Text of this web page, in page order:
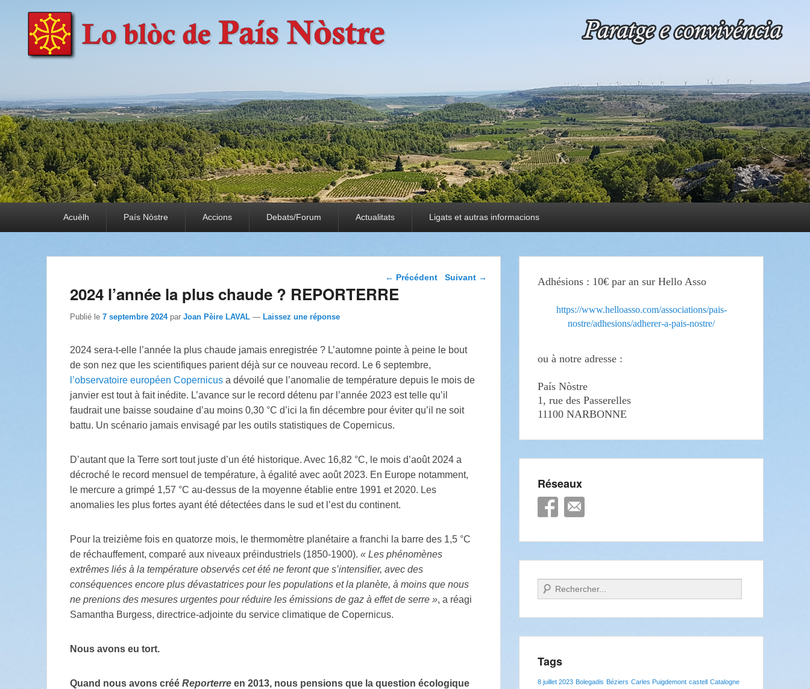
País Nòstre
Paratge e Convivència
Acuèlh País Nòstre Accions Debats/Forum Actualitats Ligats et autras informacions
Navigation dans les
← Précédent Suivant →
2024 l’année la plus chaude ? REPORTERRE
Publié le 7 septembre 2024 par Joan Pèire LAVAL — Laissez une réponse
2024 sera-t-elle l’année la plus chaude jamais enregistrée ? L’automne pointe à peine le bout
de son nez que les scientifiques parient déjà sur ce nouveau record. Le 6 septembre,
l’observatoire européen Copernicus a dévoilé que l’anomalie de température depuis le mois de
janvier est tout à fait inédite. L’avance sur le record détenu par l’année 2023 est telle qu’il
faudrait une baisse soudaine d’au moins 0,30 °C d’ici la fin décembre pour éviter qu’il ne soit
battu. Un scénario jamais envisagé par les outils statistiques de Copernicus.
D’autant que la Terre sort tout juste d’un été historique. Avec 16,82 °C, le mois d’août 2024 a
décroché le record mensuel de température, à égalité avec août 2023. En Europe notamment,
le mercure a grimpé 1,57 °C au-dessus de la moyenne établie entre 1991 et 2020. Les
anomalies les plus fortes ayant été détectées dans le sud et l’est du continent.
Pour la treizième fois en quatorze mois, le thermomètre planétaire a franchi la barre des 1,5 °C
de réchauffement, comparé aux niveaux préindustriels (1850-1900). « Les phénomènes
extrêmes liés à la température observés cet été ne feront que s’intensifier, avec des
conséquences encore plus dévastatrices pour les populations et la planète, à moins que nous
ne prenions des mesures urgentes pour réduire les émissions de gaz à effet de serre », a réagi
Samantha Burgess, directrice-adjointe du service climatique de Copernicus.
Nous avons eu tort.
Quand nous avons créé Reporterre en 2013, nous pensions que la question écologique
Adhésions : 10€ par an sur Hello Asso
https://www.helloasso.com/associations/pais-
nostre/adhesions/adherer-a-pais-nostre/
ou à notre adresse :
País Nòstre
1, rue des Passerelles
11100 NARBONNE
Réseaux
Recherche
Tags
8 juillet 2023 Bolegadis Béziers Carles Puigdemont castell Catalogne